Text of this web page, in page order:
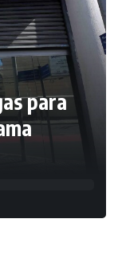
para